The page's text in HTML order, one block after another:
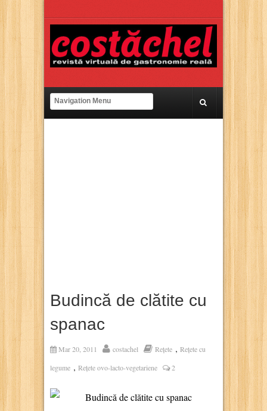
Budincă de clătite cu
spanac
Mar 20, 2011 costachel Rețete , Rețete cu
legume , Rețete ovo-lacto-vegetariene 2